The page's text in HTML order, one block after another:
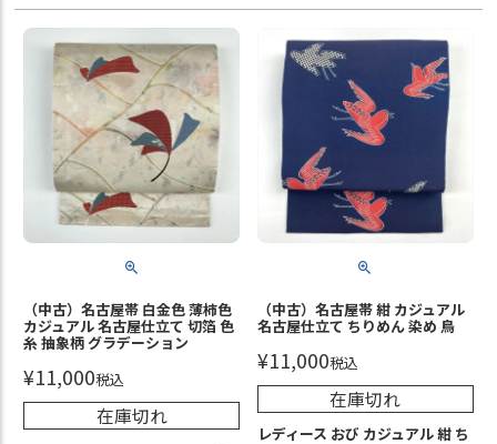
（中古）名古屋帯 白金色 薄柿色
カジュアル 名古屋仕立て 切箔 色
糸 抽象柄 グラデーション
¥11,000税込
在庫切れ
（中古）名古屋帯 紺 カジュアル
名古屋仕立て ちりめん 染め 鳥
¥11,000税込
在庫切れ
レディース おび カジュアル 紺 ち